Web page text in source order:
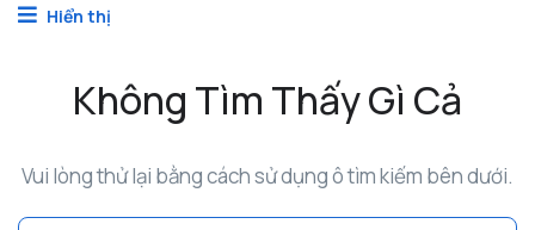
Hiển thị
Không Tìm Thấy Gì Cả
Vui lòng thử lại bằng cách sử dụng ô tìm kiếm bên dưới.